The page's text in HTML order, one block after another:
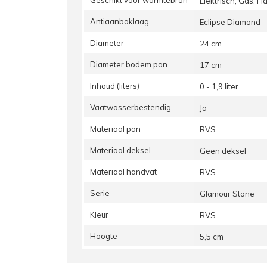
Antiaanbaklaag Eclipse Diamond
Diameter 24 cm
Diameter bodem pan 17 cm
Inhoud (liters) 0 - 1,9 liter
Vaatwasserbestendig Ja
Materiaal pan RVS
Materiaal deksel Geen deksel
Materiaal handvat RVS
Serie Glamour Stone
Kleur RVS
Hoogte 5,5 cm